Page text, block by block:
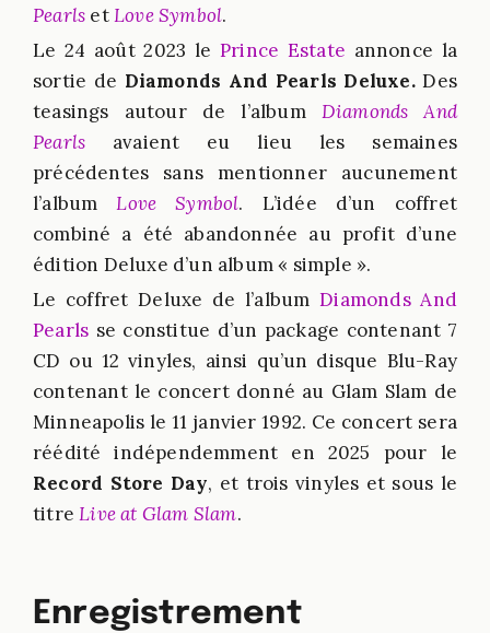
Pearls etLove Symbol.
Le 24 août 2023 le Prince Estate annonce la
sortie de Diamonds And Pearls Deluxe.Des
teasings autour de l’album Diamonds And
Pearls avaient eu lieu les semaines
précédentes sans mentionner aucunement
l’albumLove Symbol. L’idée d’un coffret
combiné a été abandonnée au profit d’une
édition Deluxe d’un album « simple ».
Le coffret Deluxe de l’albumDiamonds And
Pearls se constitue d’un package contenant 7
CD ou 12 vinyles, ainsi qu’un disque Blu-Ray
contenant le concert donné au Glam Slam de
Minneapolis le 11 janvier 1992. Ce concert sera
réédité indépendemment en 2025 pour le
Record Store Day, et trois vinyles et sous le
titreLive at Glam Slam.
Enregistrement